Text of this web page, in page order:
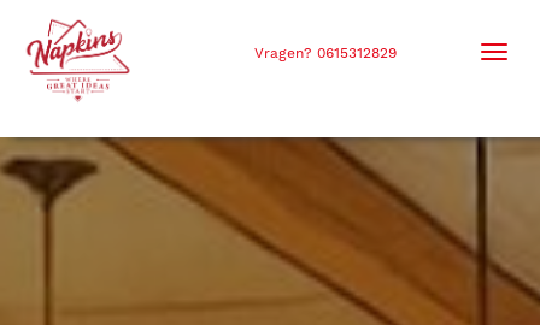
Vragen? 0615312829